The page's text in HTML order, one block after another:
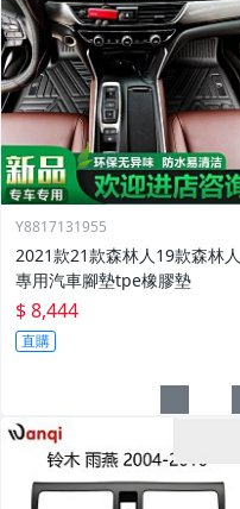
Y8817131955
2021款21款森林人19款森林人
專用汽車腳墊tpe橡膠墊
$ 8,444
直購